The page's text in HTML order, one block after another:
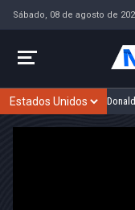
Sábado, 08 de agosto de